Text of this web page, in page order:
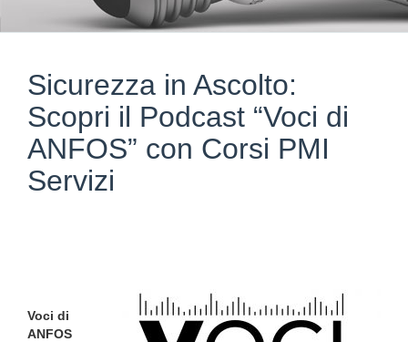
Sicurezza in Ascolto:
Scopri il Podcast “Voci di
ANFOS” con Corsi PMI
Servizi
Voci di
ANFOS